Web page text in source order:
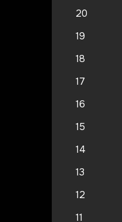
20
19
18
17
16
15
14
13
12
11